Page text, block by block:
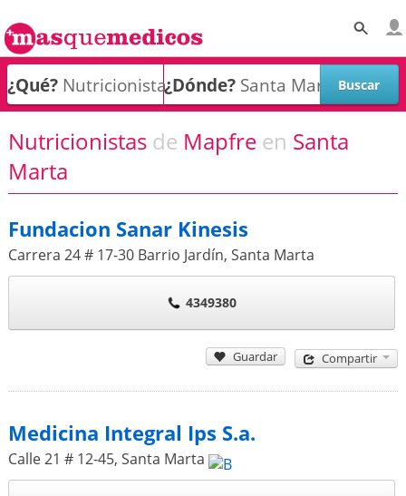
¿Qué? ¿Dónde?
Nutricionistas de Mapfre en Santa
Marta
Fundacion Sanar Kinesis
Carrera 24 # 17-30 Barrio Jardín, Santa Marta
4349380
Guardar Compartir
Medicina Integral Ips S.a.
Calle 21 # 12-45, Santa Marta